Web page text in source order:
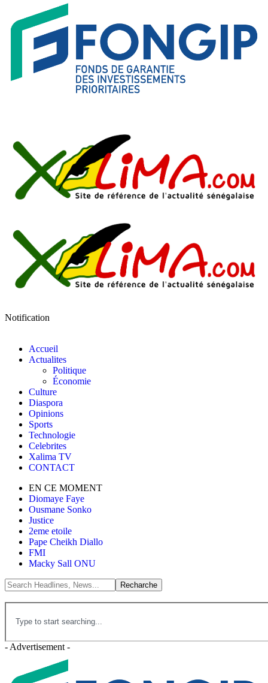
Notification
Accueil
Actualites
Politique
Économie
Culture
Diaspora
Opinions
Sports
Technologie
Celebrites
Xalima TV
CONTACT
EN CE MOMENT
Diomaye Faye
Ousmane Sonko
Justice
2eme etoile
Pape Cheikh Diallo
FMI
Macky Sall ONU
- Advertisement -